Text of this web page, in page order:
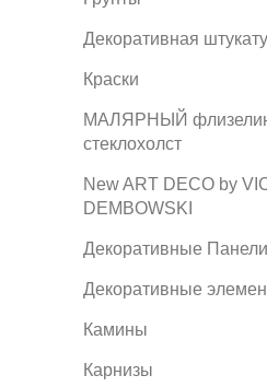
Декоративная
Краски
MАЛЯРНЫЙ
стеклохолст
New ART DECO by
DEMBOWSKI
Декоративные Панели
Декоративные
Камины
Карнизы